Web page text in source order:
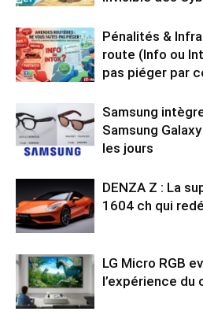
Pénalités &
route (Info ou
pas piéger par
Samsung
Samsung
les jours
DENZA Z : La
1604 ch qui
LG Micro RGB
l’expérience du